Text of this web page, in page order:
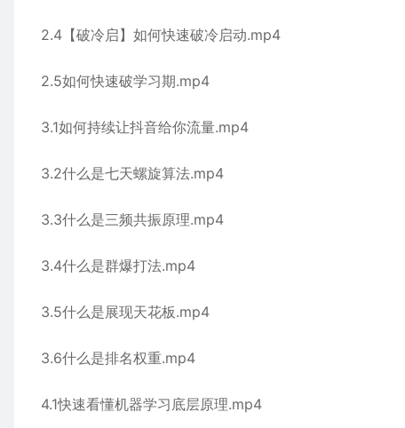
2.4【破冷启】如何快速破冷启动.mp4
2.5如何快速破学习期.mp4
3.1如何持续让抖音给你流量.mp4
3.2什么是七天螺旋算法.mp4
3.3什么是三频共振原理.mp4
3.4什么是群爆打法.mp4
3.5什么是展现天花板.mp4
3.6什么是排名权重.mp4
4.1快速看懂机器学习底层原理.mp4